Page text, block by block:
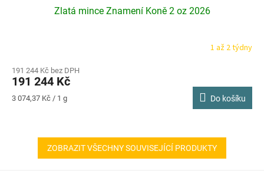
Zlatá mince Znamení Koně 2 oz 2026
1 až 2 týdny
191 244 Kč bez DPH
191 244 Kč
Měrná
3 074,37 Kč / 1 g Do košíku
ZOBRAZIT VŠECHNY SOUVISEJÍCÍ PRODUKTY